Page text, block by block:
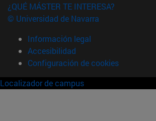
¿QUÉ MÁSTER TE INTERESA?
© Universidad de Navarra
Información legal
Accesibilidad
Configuración de cookies
Localizador de campus